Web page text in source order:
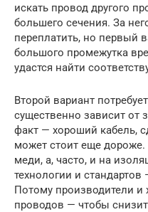
искать провод другого
большего сечения. За
переплатить, но первый
большого промежутка
удастся найти
Второй вариант
существенно зависит от
факт — хороший кабель,
может стоит еще
меди, а, часто, и на
технологии и
Потому производители и
проводов — чтобы